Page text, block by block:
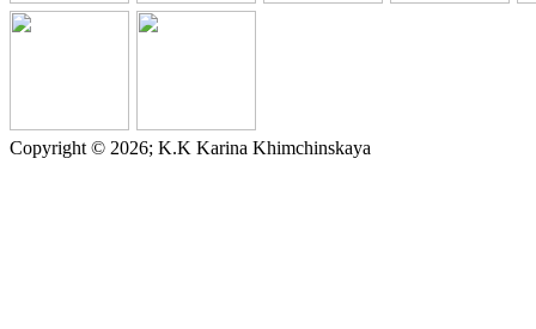
Copyright © 2026; K.K Karina Khimchinskaya